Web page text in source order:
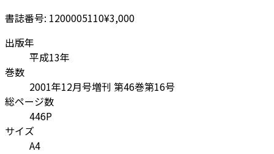
書誌番号: 1200005110¥3,000
出版年
平成13年
巻数
2001年12月号増刊 第46巻第16号
総ページ数
446P
サイズ
A4